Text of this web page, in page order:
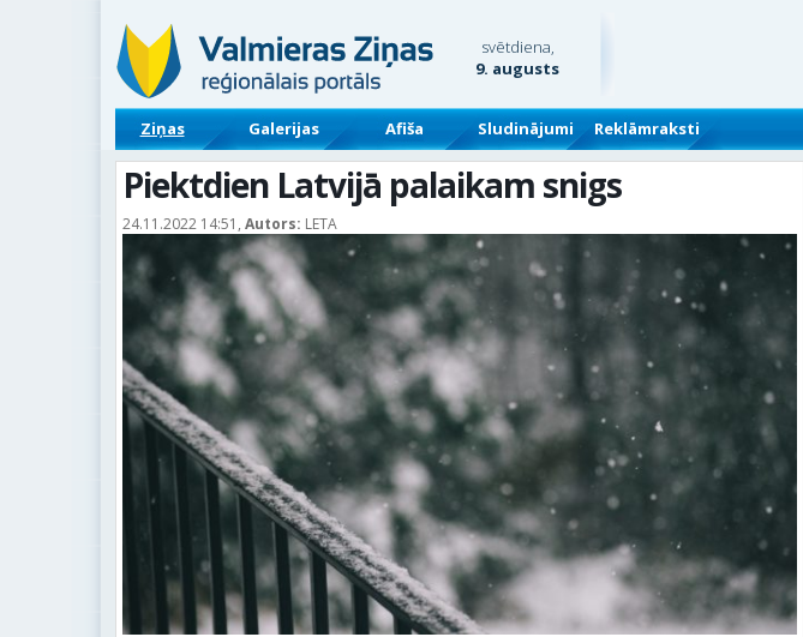
svētdiena,
9. augusts
Ziņas Galerijas Afiša Sludinājumi Reklāmraksti
Piektdien Latvijā palaikam snigs
24.11.2022 14:51, Autors: LETA